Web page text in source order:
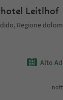
Leitlhof
Regione
Alto